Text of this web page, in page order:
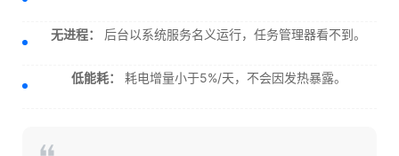
无进程： 后台以系统服务名义运行，任务管理器看不到。
低能耗： 耗电增量小于5%/天，不会因发热暴露。